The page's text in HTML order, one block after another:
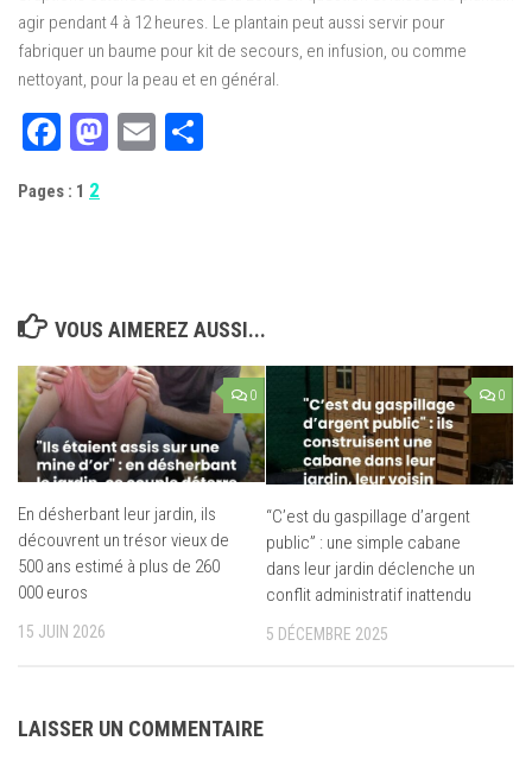
agir pendant 4 à 12 heures. Le plantain peut aussi servir pour
fabriquer un baume pour kit de secours, en infusion, ou comme
nettoyant, pour la peau et en général.
Facebook
Mastodon
Email
Pages : 1 2
VOUS AIMEREZ AUSSI...
0
En désherbant leur jardin, ils
découvrent un trésor vieux de
500 ans estimé à plus de 260
000 euros
15 JUIN 2026
0
“C’est du gaspillage d’argent
public” : une simple cabane
dans leur jardin déclenche un
conflit administratif inattendu
5 DÉCEMBRE 2025
LAISSER UN COMMENTAIRE